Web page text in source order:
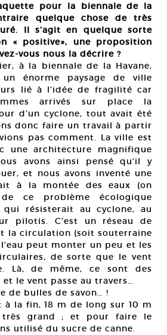
pour la biennale de la
quelque chose de très
Il s’agit en quelque sorte
« positive», une proposition
vous nous la décrire ?
à la biennale de la Havane,
énorme paysage de ville
lié à l’idée de fragilité car
arrivés sur place la
d’un cyclone, tout avait été
donc faire un travail à partir
pas comment. La ville est
une architecture magnifique
avons ainsi pensé qu’il y
et nous avons inventé une
à la montée des eaux (on
ce problème écologique
résisterait au cyclone, au
pilotis. C’est un réseau de
la circulation (soit souterraine
peut monter un peu et les
de sorte que le vent
Là, de même, ce sont des
le vent passe au travers…
de bulles de savon… !
à la fin, 18 m de long sur 10 m
très grand ; et pour faire le
utilisé du sucre de canne.